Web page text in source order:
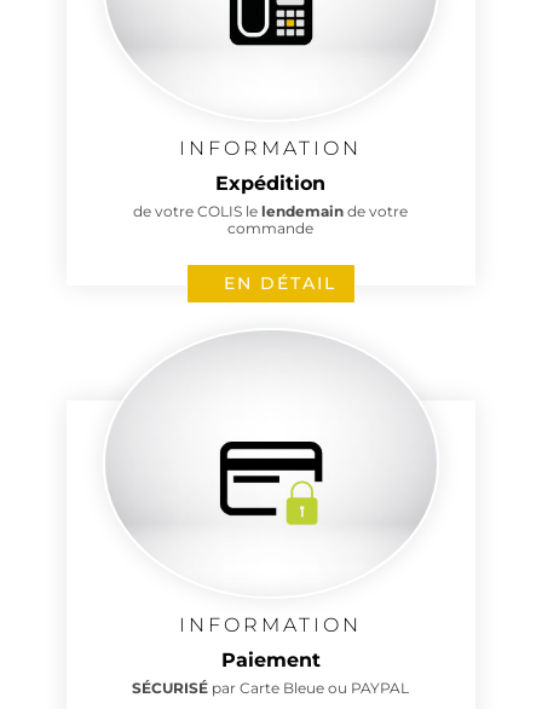
INFORMATION
Expédition
de votre COLIS lelendemainde votre
commande
EN DÉTAIL
INFORMATION
Paiement
SÉCURISÉ par Carte Bleue ou PAYPAL